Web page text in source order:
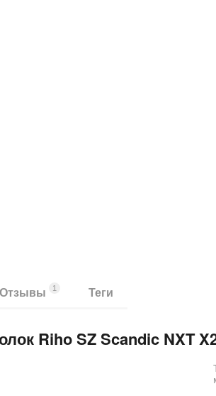
Отзывы 1 Теги
Riho SZ Scandic NXT